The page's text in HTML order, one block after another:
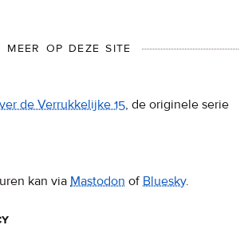
MEER OP DEZE SITE
de Verrukkelijke 15, de originele serie
kan via Mastodon ofBluesky.